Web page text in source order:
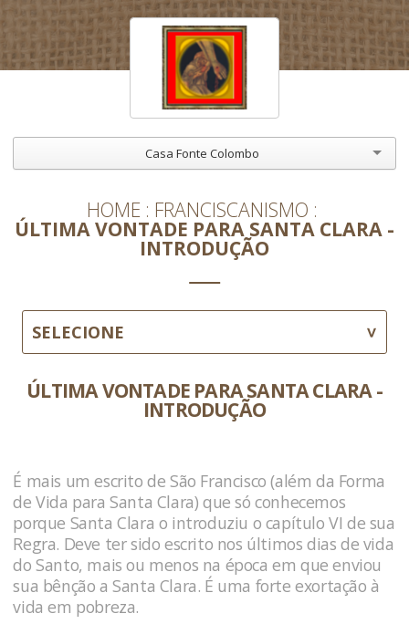
Casa Fonte Colombo
HOME FRANCISCANISMO
ÚLTIMA VONTADE PARA SANTA CLARA -
INTRODUÇÃO
SELECIONE
ÚLTIMA VONTADE PARA SANTA CLARA -
INTRODUÇÃO
É mais um escrito de São Francisco (além da Forma
de Vida para Santa Clara) que só conhecemos
porque Santa Clara o introduziu o capítulo VI de sua
Regra. Deve ter sido escrito nos últimos dias de vida
do Santo, mais ou menos na época em que enviou
sua bênção a Santa Clara. É uma forte exortação à
vida em pobreza.